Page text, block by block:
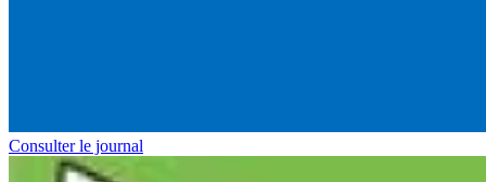
Consulter le journal